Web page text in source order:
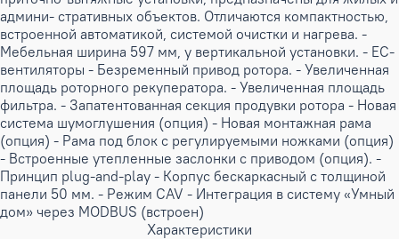
админи- стративных объектов. Отличаются компактностью,
встроенной автоматикой, системой очистки и нагрева. -
Мебельная ширина 597 мм, у вертикальной установки. - EC-
вентиляторы - Безременный привод ротора. - Увеличенная
площадь роторного рекуператора. - Увеличенная площадь
фильтра. - Запатентованная секция продувки ротора - Новая
система шумоглушения (опция) - Новая монтажная рама
(опция) - Рама под блок с регулируемыми ножками (опция)
- Встроенные утепленные заслонки с приводом (опция). -
Принцип plug-and-play - Корпус бескаркасный с толщиной
панели 50 мм. - Режим CAV - Интеграция в систему «Умный
дом» через MODBUS (встроен)
Характеристики